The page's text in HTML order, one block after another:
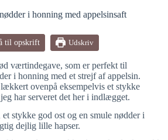
i honning med appelsinsaft
til opskrift Udskriv
værtindegave, som er perfekt til
i honning med et strejf af appelsin.
ovenpå eksempelvis et stykke
har serveret det her i indlægget.
stykke god ost og en smule nødder i
dejlig lille hapser.